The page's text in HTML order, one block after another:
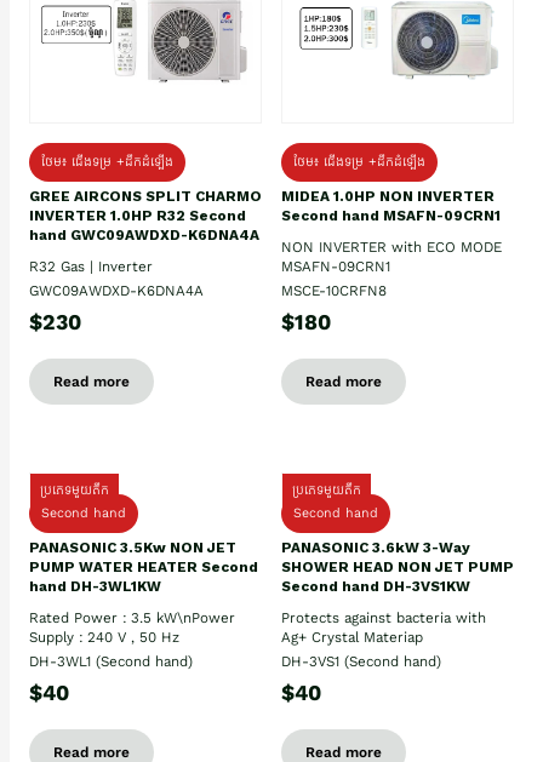
ថែម៖ ជើងទម្រ +ដឹកដំឡើង
GREE AIRCONS SPLIT CHARMO
INVERTER 1.0HP R32 Second
hand GWC09AWDXD-K6DNA4A
R32 Gas | Inverter
GWC09AWDXD-K6DNA4A
$230
Read more
ថែម៖ ជើងទម្រ +ដឹកដំឡើង
MIDEA 1.0HP NON INVERTER
Second hand MSAFN-09CRN1
NON INVERTER with ECO MODE
MSAFN-09CRN1
MSCE-10CRFN8
$180
Read more
ប្រភេទមួយតឹក
Second hand
PANASONIC 3.5Kw NON JET
PUMP WATER HEATER Second
hand DH-3WL1KW
Rated Power : 3.5 kW\nPower
Supply : 240 V , 50 Hz
DH-3WL1 (Second hand)
$40
Read more
ប្រភេទមួយតឹក
Second hand
PANASONIC 3.6kW 3-Way
SHOWER HEAD NON JET PUMP
Second hand DH-3VS1KW
Protects against bacteria with
Ag+ Crystal Materiap
DH-3VS1 (Second hand)
$40
Read more